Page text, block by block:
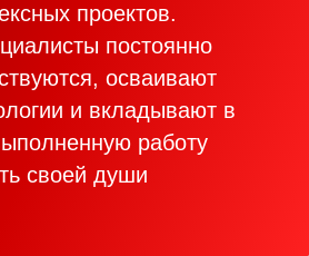
проектов.
постоянно
осваивают
и вкладывают в
работу
своей души